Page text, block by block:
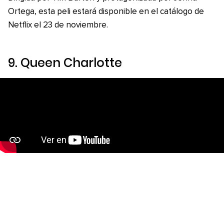
Ortega, esta peli estará disponible en el catálogo de
Netflix el 23 de noviembre.
9. Queen Charlotte